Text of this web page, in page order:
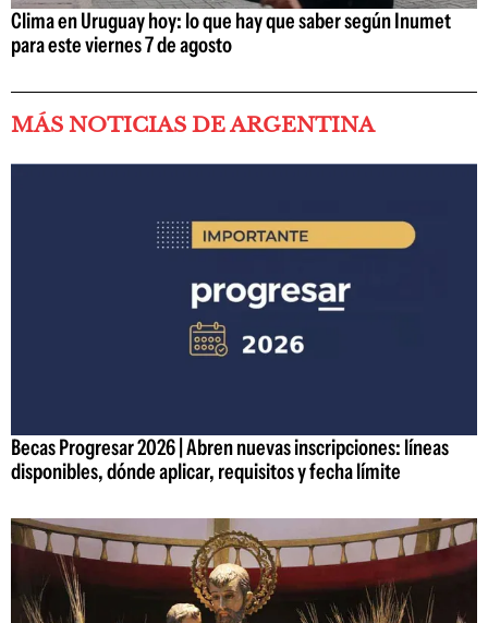
Clima en Uruguay hoy: lo que hay que saber según Inumet
para este viernes 7 de agosto
MÁS NOTICIAS DE ARGENTINA
Becas Progresar 2026 | Abren nuevas inscripciones: líneas
disponibles, dónde aplicar, requisitos y fecha límite